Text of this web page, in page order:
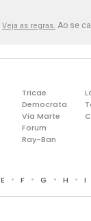
Veja as regras. Ao se
Tricae
Democrata
Via Marte
Forum
Ray-Ban
E • F • G • H • I